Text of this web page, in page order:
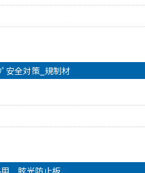
ﾟ安全対策_規制材
用 眩光防止板